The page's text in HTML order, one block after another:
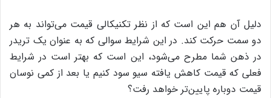
دلیل آن هم این است که از نظر تکنیکالی قیمت می‌تواند به هر
دو سمت حرکت کند. در این شرایط سوالی که به عنوان یک تریدر
در ذهن شما مطرح می‌شود، این است که بهتر است در شرایط
فعلی که قیمت کاهش یافته سیو سود کنیم یا بعد از کمی نوسان
قیمت دوباره پایین‌تر خواهد رفت؟